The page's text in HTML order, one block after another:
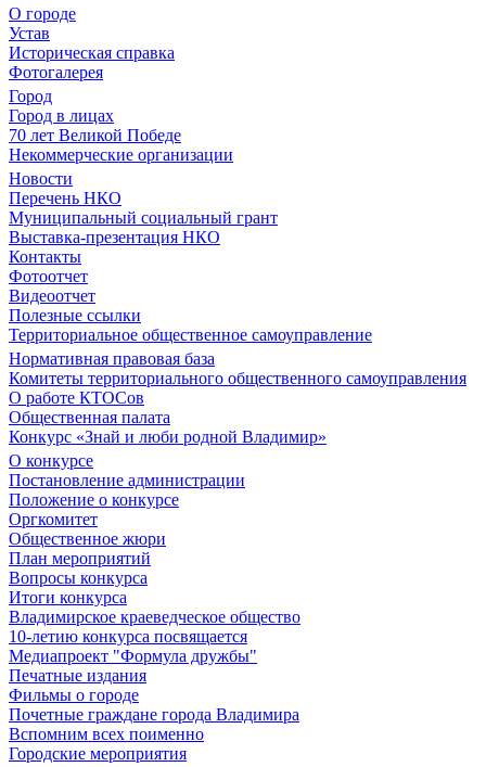
О городе
Устав
Историческая справка
Фотогалерея
Город
Город в лицах
70 лет Великой Победе
Некоммерческие организации
Новости
Перечень НКО
Муниципальный социальный грант
Выставка-презентация НКО
Контакты
Фотоотчет
Видеоотчет
Полезные ссылки
Территориальное общественное самоуправление
Нормативная правовая база
Комитеты территориального общественного самоуправления
О работе КТОСов
Общественная палата
Конкурс «Знай и люби родной Владимир»
О конкурсе
Постановление администрации
Положение о конкурсе
Оргкомитет
Общественное жюри
План мероприятий
Вопросы конкурса
Итоги конкурса
Владимирское краеведческое общество
10-летию конкурса посвящается
Медиапроект "Формула дружбы"
Печатные издания
Фильмы о городе
Почетные граждане города Владимира
Вспомним всех поименно
Городские мероприятия